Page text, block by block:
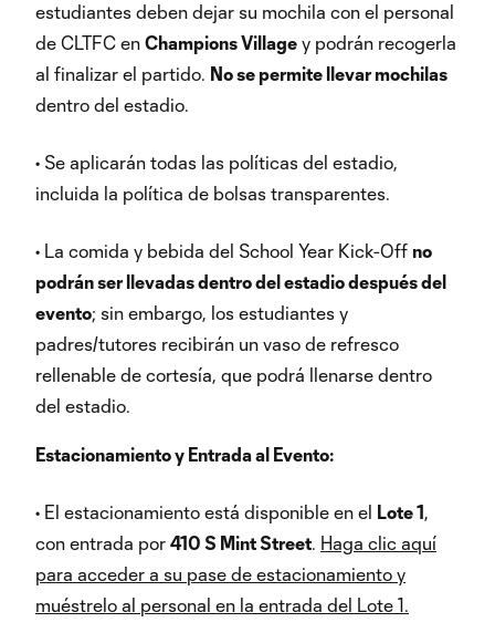
estudiantes deben dejar su mochila con el personal
de CLTFC en Champions Village y podrán recogerla
al finalizar el partido. No se permite llevar mochilas
dentro del estadio.
• Se aplicarán todas las políticas del estadio,
incluida la política de bolsas transparentes.
• La comida y bebida del School Year Kick-Off no
podrán ser llevadas dentro del estadio después del
evento; sin embargo, los estudiantes y
padres/tutores recibirán un vaso de refresco
rellenable de cortesía, que podrá llenarse dentro
del estadio.
Estacionamiento y Entrada al Evento:
• El estacionamiento está disponible en el Lote 1,
con entrada por 410 S Mint Street. Haga clic aquí
para acceder a su pase de estacionamiento y
muéstrelo al personal en la entrada del Lote 1.